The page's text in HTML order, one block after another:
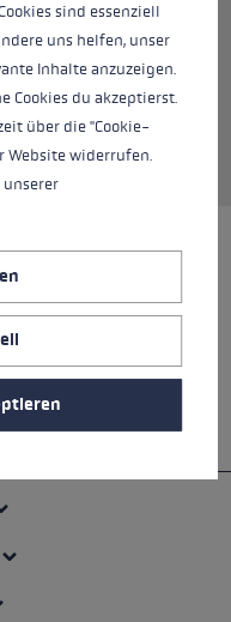
sind essenziell
uns helfen, unser
Inhalte anzuzeigen.
Cookies du akzeptierst.
über die "Cookie-
Website widerrufen.